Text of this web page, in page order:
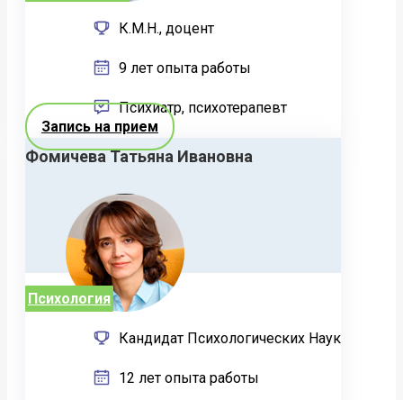
К.М.Н., доцент
9 лет опыта работы
Психиатр, психотерапевт
Запись на прием
Фомичева Татьяна Ивановна
Психология
Кандидат Психологических Наук
12 лет опыта работы